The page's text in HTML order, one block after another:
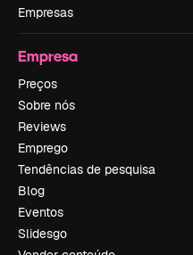
Empresas
Empresa
Preços
Sobre nós
Reviews
Emprego
Tendências de pesquisa
Blog
Eventos
Slidesgo